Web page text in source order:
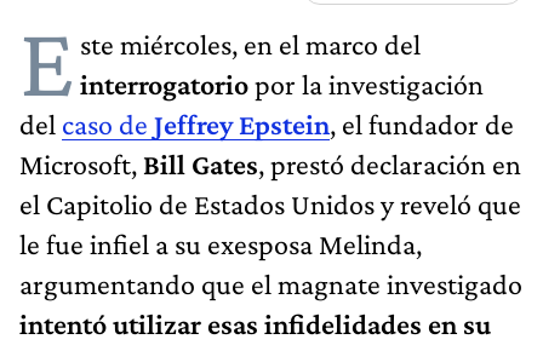
E ste miércoles, en el marco del
interrogatoriopor la investigación
del caso de Jeffrey Epstein, el fundador de
Microsoft, Bill Gates, prestó declaración en
el Capitolio de Estados Unidos y reveló que
le fue infiel a su exesposa Melinda,
argumentando que el magnate investigado
intentó utilizar esas infidelidades en su